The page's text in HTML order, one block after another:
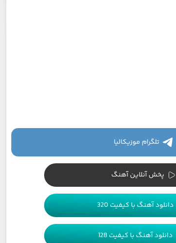
تلگرام موزیکالیا
پخش آنلاین آهنگ
دانلود آهنگ با کیفیت 320
دانلود آهنگ با کیفیت 128